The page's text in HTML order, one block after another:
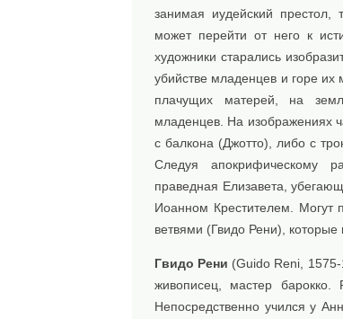
занимая иудейский
может перейти от него к
художники старались
убийстве младенцев и горе
плачущих матерей, на
младенцев. На изображениях
с балкона (Джотто), либо с
Следуя апокрифическому
праведная Елизавета,
Иоанном Крестителем. Могут
ветвями (Гвидо Рени),
Гвидо Рени (Guido Reni, 1575-
живописец, мастер барокко.
Непосредственно учился у